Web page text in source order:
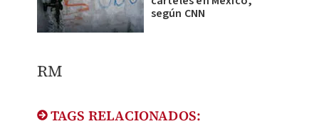
según CNN
RM
TAGS RELACIONADOS: